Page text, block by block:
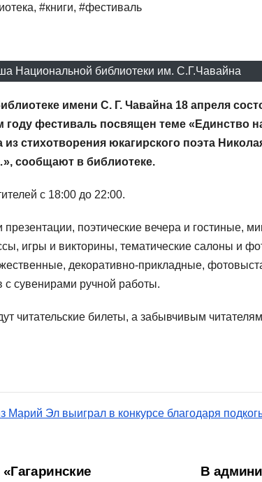
, #книги, #фестиваль
Национальной библиотеки им. С.Г.Чавайна
имени С. Г. Чавайна 18 апреля
фестиваль посвящен теме «Единство
стихотворения юкагирского поэта
сообщают в библиотеке.
с 18:00 до 22:00.
поэтические вечера и гостиные,
игры и викторины, тематические салоны и
декоративно‑прикладные,
с сувенирами ручной работы.
читательские билеты, а забывчивым
Марий Эл выиграл в конкурсе благодаря
В